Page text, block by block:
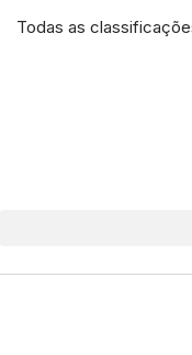
Todas as